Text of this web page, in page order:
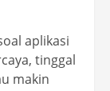
aplikasi
tinggal
makin